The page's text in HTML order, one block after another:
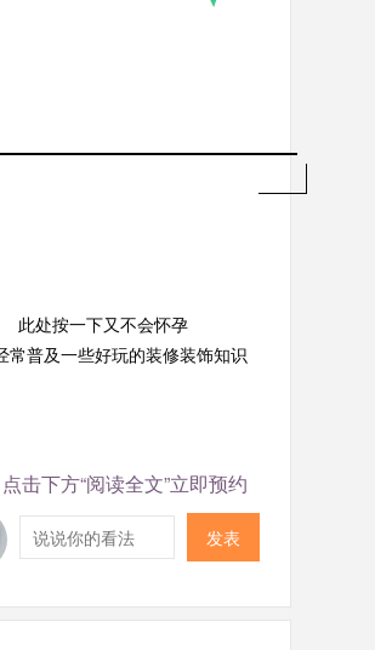
此处按一下又不会怀孕
常普及一些好玩的装修装饰知识
点击下方“阅读全文”立即预约
发表